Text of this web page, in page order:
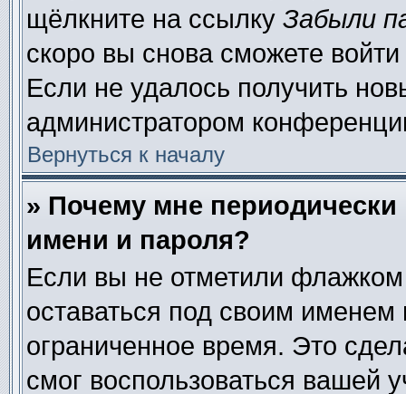
щёлкните на ссылку Забыли
скоро вы снова сможете
Если не удалось получить
администратором
Вернуться к началу
» Почему мне
имени и пароля?
Если вы не отметили
оставаться под своим
ограниченное время. Это
смог воспользоваться вашей